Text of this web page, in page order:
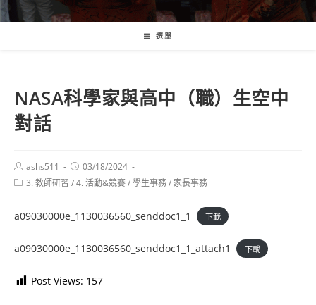
選單
NASA科學家與高中（職）生空中
對話
Post
author:
ashs511
Post
published:
03/18/2024
Post3. 教師研習 /4. 活動&競賽/學生事務/ 家長事務
a09030000e_1130036560_senddoc1_1 下載
a09030000e_1130036560_senddoc1_1_attach1 下載
Post Views: 157